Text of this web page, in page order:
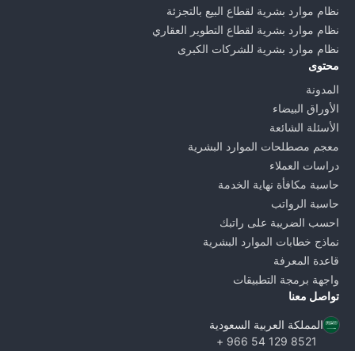
نظام موارد بشرية لقطاع البيع بالتجزئة
نظام موارد بشرية لقطاع التطوير العقاري
نظام موارد بشرية للشركات الكبرى
محتوى
المدونة
الأوراق البيضاء
الأسئلة الشائعة
معجم مصطلحات الموارد البشرية
دراسات العملاء
حاسبة مكافأة نهاية الخدمة
حاسبة الرواتب
احسب الضريبة على راتبك
نماذج خطابات الموارد البشرية
قاعدة المعرفة
واجهة برمجة التطبيقات
تواصل معنا
المملكة العربية السعودية
8521 129 54 966 +